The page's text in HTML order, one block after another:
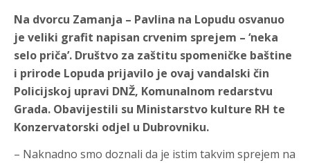
Na dvorcu Zamanja – Pavlina na Lopudu osvanuo
je veliki grafit napisan crvenim sprejem – ‘neka
selo priča’. Društvo za zaštitu spomeničke baštine
i prirode Lopuda prijavilo je ovaj vandalski čin
Policijskoj upravi DNŽ, Komunalnom redarstvu
Grada. Obavijestili su Ministarstvo kulture RH te
Konzervatorski odjel u Dubrovniku.
– Naknadno smo doznali da je istim takvim sprejem na